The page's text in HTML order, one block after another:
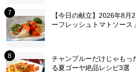
【今日の献立】2026年8
ーフレッシュトマトソース」
チャンプルーだけじゃもっ
る夏ゴーヤ絶品レシピ3選